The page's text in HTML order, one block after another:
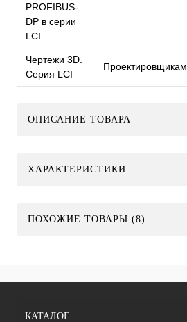
PROFIBUS-
DP в серии
LCI
Чертежи 3D.
Серия LCI
Проектировщикам
ОПИСАНИЕ ТОВАРА
ХАРАКТЕРИСТИКИ
ПОХОЖИЕ ТОВАРЫ (8)
КАТАЛОГ